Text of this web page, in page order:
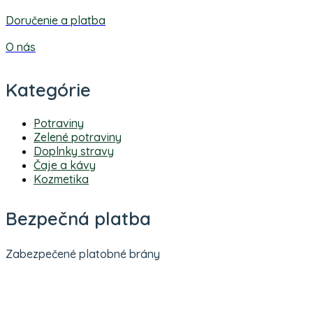
Doručenie a platba
O nás
Kategórie
Potraviny
Zelené potraviny
Doplnky stravy
Čaje a kávy
Kozmetika
Bezpečná platba
Zabezpečené platobné brány